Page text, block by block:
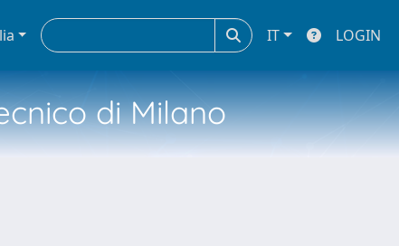
IT LOGIN
di Milano